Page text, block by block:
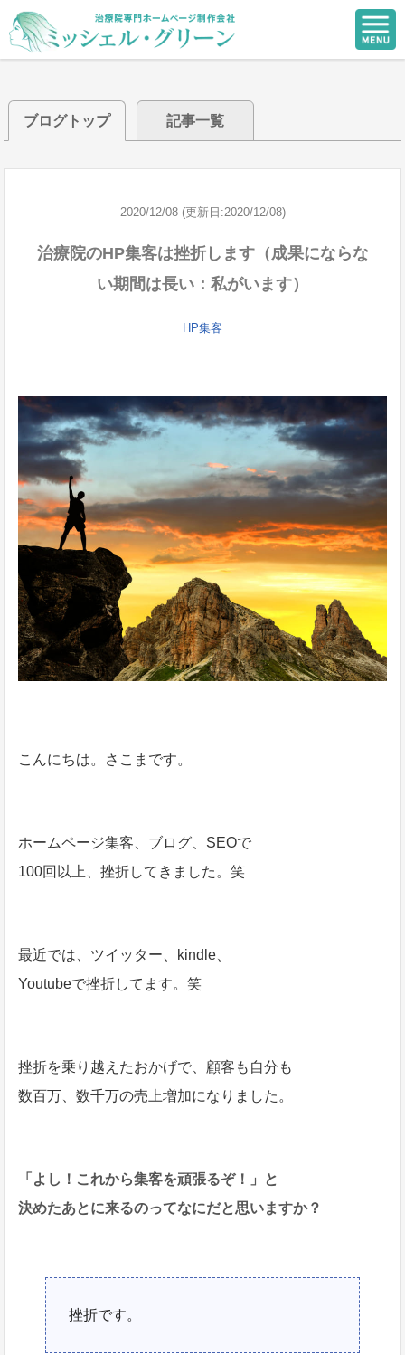
ブログトップ 記事一覧
2020/12/08 (更新日:2020/12/08)
治療院のHP集客は挫折します（成果にならな
い期間は長い：私がいます）
HP集客
こんにちは。さこまです。
ホームページ集客、ブログ、SEOで
100回以上、挫折してきました。笑
最近では、ツイッター、kindle、
Youtubeで挫折してます。笑
挫折を乗り越えたおかげで、顧客も自分も
数百万、数千万の売上増加になりました。
「よし！これから集客を頑張るぞ！」と
決めたあとに来るのってなにだと思いますか？
挫折です。